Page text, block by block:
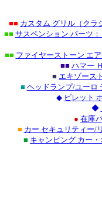
■■ カスタム グリル（クラ
■■ サスペンション パーツ
■■ ファイヤーストーン エ
■■ ハマー
■ エキゾース
■ ヘッドランプ/ユーロ
◆ ビレット
◆
● 在庫
■ カー セキュリティー/
■ キャンピング カー